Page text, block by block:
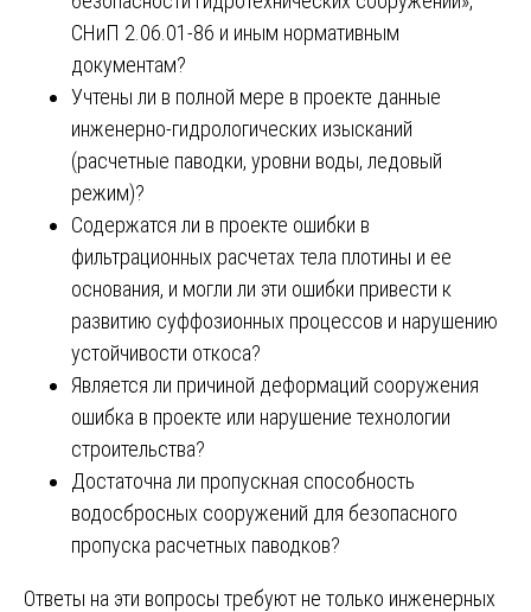
СНиП 2.06.01-86 и иным нормативным
документам?
Учтены ли в полной мере в проекте данные
инженерно-гидрологических изысканий
(расчетные паводки, уровни воды, ледовый
режим)?
Содержатся ли в проекте ошибки в
фильтрационных расчетах тела плотины и ее
основания, и могли ли эти ошибки привести к
развитию суффозионных процессов и нарушению
устойчивости откоса?
Является ли причиной деформаций сооружения
ошибка в проекте или нарушение технологии
строительства?
Достаточна ли пропускная способность
водосбросных сооружений для безопасного
пропуска расчетных паводков?
Ответы на эти вопросы требуют не только инженерных